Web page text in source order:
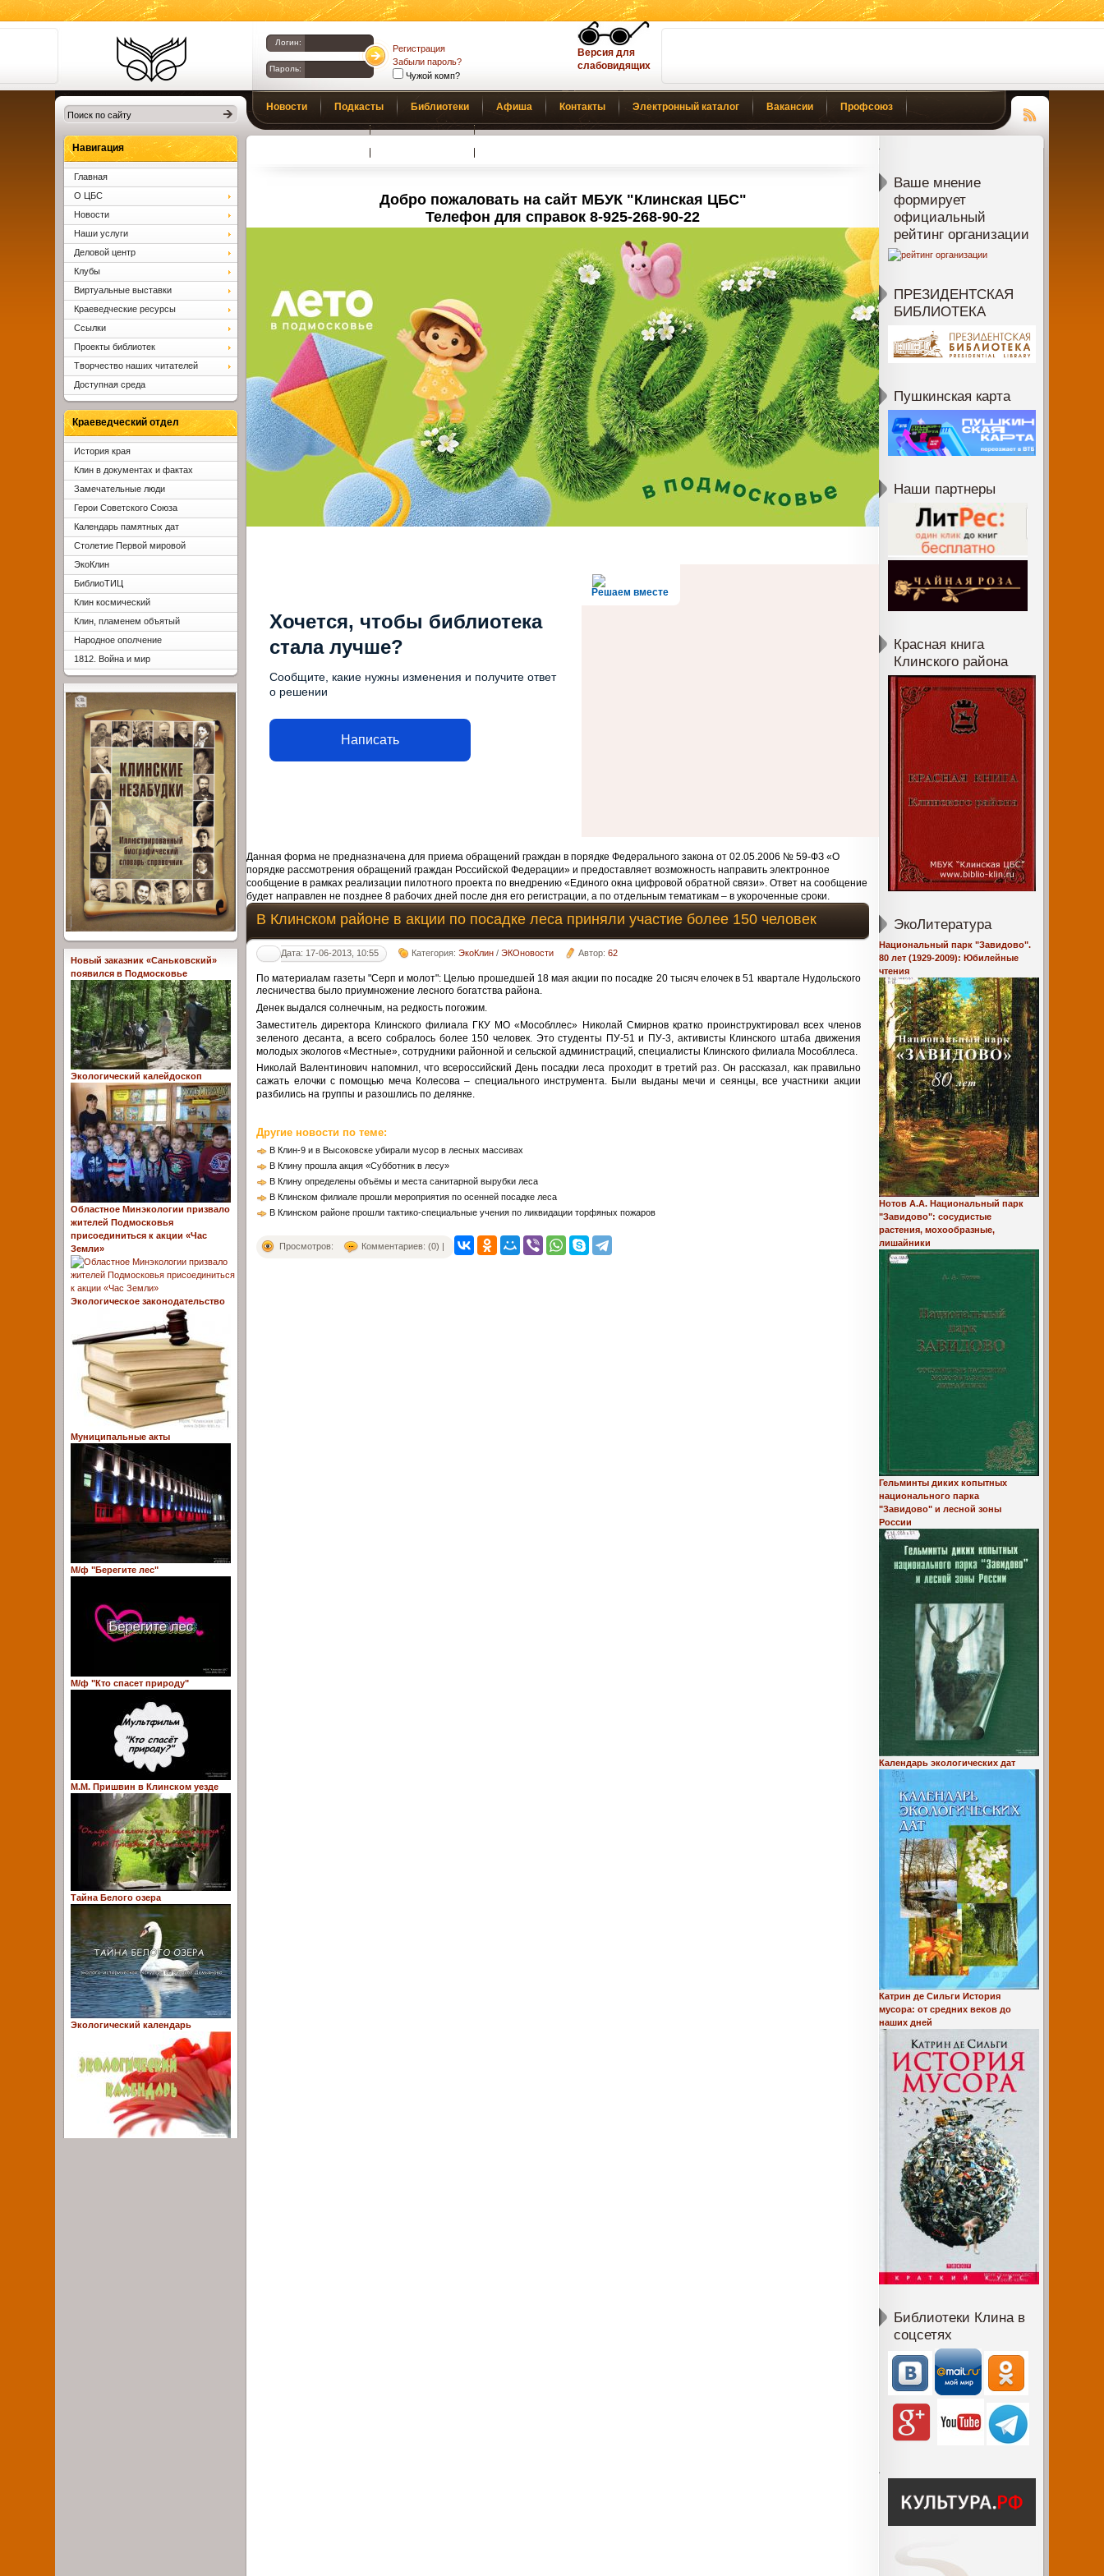
Библиотеки
Клина. Клинская
ЦБС.
Логин:
Пароль:
Регистрация
Забыли пароль?
Чужой комп?
Версия для
слабовидящих
Новости Подкасты Библиотеки Афиша Контакты Электронный каталог Вакансии Профсоюз
Чтение
Добро пожаловать на сайт МБУК "Клинская ЦБС"
Телефон для справок 8-925-268-90-22
Решаем вместе
Хочется, чтобы библиотека
стала лучше?
Сообщите, какие нужны изменения и получите ответ
о решении
Написать
Данная форма не предназначена для приема обращений граждан в порядке Федерального закона от 02.05.2006 № 59-ФЗ «О
порядке рассмотрения обращений граждан Российской Федерации» и предоставляет возможность направить электронное
сообщение в рамках реализации пилотного проекта по внедрению «Единого окна цифровой обратной связи». Ответ на сообщение
будет направлен не позднее 8 рабочих дней после дня его регистрации, а по отдельным тематикам – в укороченные сроки.
В Клинском районе в акции по посадке леса приняли участие более 150 человек
Дата: 17-06-2013, 10:55 Категория:ЭкоКлин /ЭКОновости Автор:62
По материалам газеты "Серп и молот": Целью прошедшей 18 мая акции по посадке 20 тысяч елочек в 51 квартале Нудольского
лесничества было приумножение лесного богатства района.
Денек выдался солнечным, на редкость погожим.
Заместитель директора Клинского филиала ГКУ МО «Мособллес» Николай Смирнов кратко проинструктировал всех членов
зеленого десанта, а всего собралось более 150 человек. Это студенты ПУ-51 и ПУ-3, активисты Клинского штаба движения
молодых экологов «Местные», сотрудники районной и сельской администраций, специалисты Клинского филиала Мособллеса.
Николай Валентинович напомнил, что всероссийский День посадки леса проходит в третий раз. Он рассказал, как правильно
сажать елочки с помощью меча Колесова – специального инструмента. Были выданы мечи и сеянцы, все участники акции
разбились на группы и разошлись по делянке.
Другие новости по теме:
В Клин-9 и в Высоковске убирали мусор в лесных массивах
В Клину прошла акция «Субботник в лесу»
В Клину определены объёмы и места санитарной вырубки леса
В Клинском филиале прошли мероприятия по осенней посадке леса
В Клинском районе прошли тактико-специальные учения по ликвидации торфяных пожаров
Просмотров: Комментариев: (0) |
Ваше мнение
формирует
официальный
рейтинг организации
ПРЕЗИДЕНТСКАЯ
БИБЛИОТЕКА
Пушкинская карта
Наши партнеры
Красная книга
Клинского района
ЭкоЛитература
Национальный парк "Завидово".
80 лет (1929-2009): Юбилейные
чтения
Нотов А.А. Национальный парк
"Завидово": сосудистые
растения, мохообразные,
лишайники
Гельминты диких копытных
национального парка
"Завидово" и лесной зоны
России
Календарь экологических дат
Катрин де Сильги История
мусора: от средних веков до
наших дней
Библиотеки Клина в
соцсетях
Навигация
Главная
О ЦБС
Новости
Наши услуги
Деловой центр
Клубы
Виртуальные выставки
Краеведческие ресурсы
Ссылки
Проекты библиотек
Творчество наших читателей
Доступная среда
Краеведческий отдел
История края
Клин в документах и фактах
Замечательные люди
Герои Советского Союза
Календарь памятных дат
Столетие Первой мировой
ЭкоКлин
БиблиоТИЦ
Клин космический
Клин, пламенем объятый
Народное ополчение
1812. Война и мир
Новый заказник «Саньковский»
появился в Подмосковье
Экологический калейдоскоп
Областное Минэкологии призвало
жителей Подмосковья
присоединиться к акции «Час
Земли»
Экологическое законодательство
Муниципальные акты
М/ф "Берегите лес"
М/ф "Кто спасет природу"
М.М. Пришвин в Клинском уезде
Тайна Белого озера
Экологический календарь